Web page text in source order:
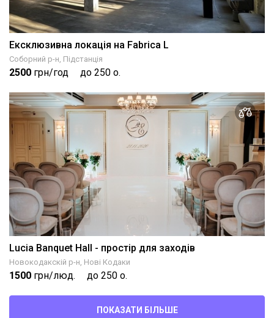
Ексклюзивна локація на Fabrica L
Соборний р-н, Підстанція
2500 грн/год до 250 о.
Lucia Banquet Hall - простір для заходів
Новокодакскій р-н, Нові Кодаки
1500 грн/люд. до 250 о.
ПОКАЗАТИ БІЛЬШЕ